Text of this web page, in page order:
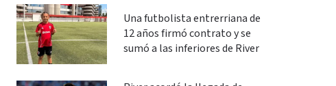
Una futbolista entrerriana de
12 años firmó contrato y se
sumó a las inferiores de River